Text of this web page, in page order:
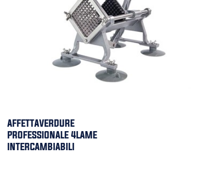
AFFETTAVERDURE
PROFESSIONALE 4LAME
INTERCAMBIABILI